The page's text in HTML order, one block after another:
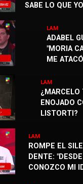
SABE LO QUE
LAM
ADABEL
"MORIA
ME
LAM
¿MARCELO
ENOJADO
LISTORTI?
LAM
ROMPE EL
DENTE:
CONOZCO MI